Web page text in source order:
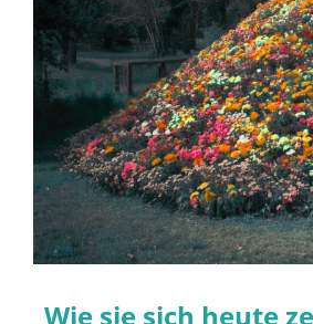
Wie sie sich heute